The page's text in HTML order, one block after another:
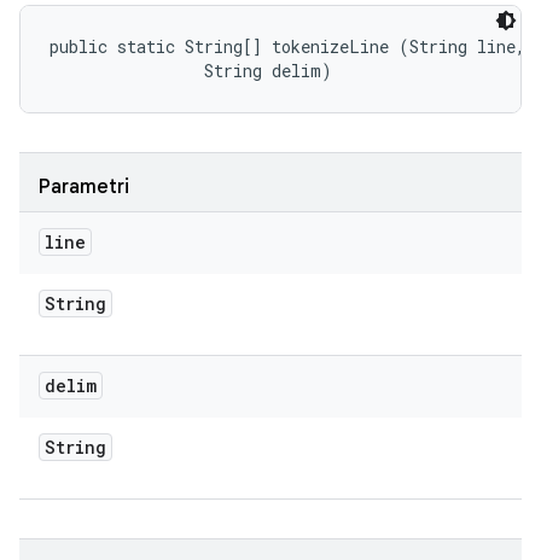
public static String[] tokenizeLine (String line,
                String delim)
Parametri
line
String
delim
String